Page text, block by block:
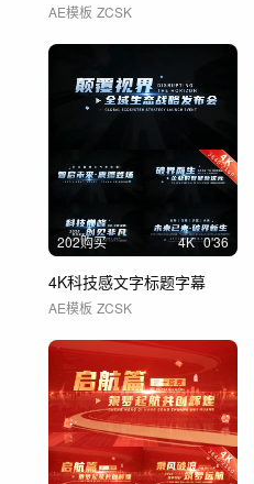
AE模板 ZCSK
202购买 4K 0'36
4K科技感文字标题字幕
AE模板 ZCSK